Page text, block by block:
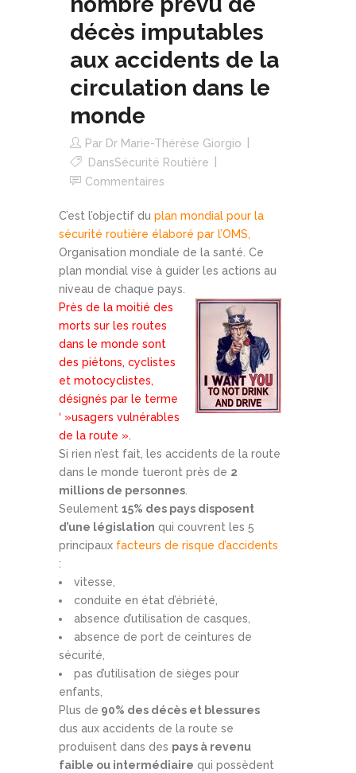
décès imputables
aux accidents de la
circulation dans le
monde
Par Dr Marie-Thérèse Giorgio
DansSécurité Routière
Commentaires
C’est l’objectif du plan mondial pour la
sécurité routière élaboré par l’OMS,
Organisation mondiale de la santé. Ce
plan mondial vise à guider les actions au
niveau de chaque pays.
Près de la moitié des
morts sur les routes
dans le monde sont
des piétons, cyclistes
et motocyclistes,
désignés par le terme
‘ »usagers vulnérables
de la route ».
Si rien n’est fait, les accidents de la route
dans le monde tueront près de 2
millions de personnes.
Seulement 15% des pays disposent
d’une législation qui couvrent les 5
principaux facteurs de risque d’accidents
:
vitesse,
conduite en état d’ébriété,
absence d’utilisation de casques,
absence de port de ceintures de
sécurité,
pas d’utilisation de sièges pour
enfants,
Plus de 90% des décès et blessures
dus aux accidents de la route se
produisent dans des pays à revenu
faible ou intermédiaire qui possèdent